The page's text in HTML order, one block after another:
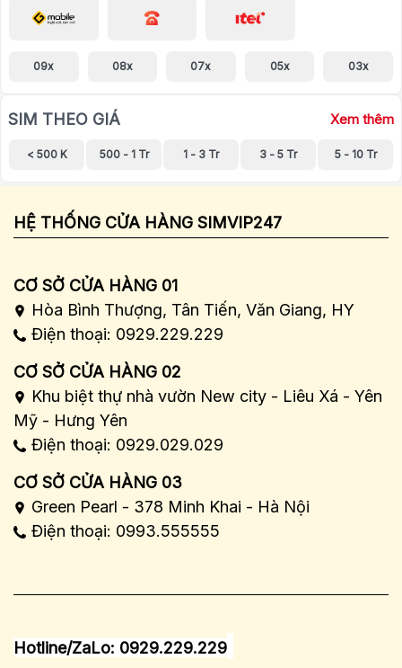
09x 08x 07x 05x 03x
SIM THEO GIÁ Xem thêm
< 500 K 500 - 1 Tr 1 - 3 Tr 3 - 5 Tr 5 - 10 Tr
HỆ THỐNG CỬA HÀNG SIMVIP247
CƠ SỞ CỬA HÀNG 01
Hòa Bình Thượng, Tân Tiến, Văn Giang, HY
Điện thoại: 0929.229.229
CƠ SỞ CỬA HÀNG 02
Khu biệt thự nhà vườn New city - Liêu Xá - Yên
Mỹ - Hưng Yên
Điện thoại: 0929.029.029
CƠ SỞ CỬA HÀNG 03
Green Pearl - 378 Minh Khai - Hà Nội
Điện thoại: 0993.555555
Hotline/ZaLo: 0929.229.229